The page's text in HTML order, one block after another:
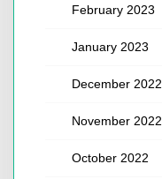
February 2023
January 2023
December 2022
November 2022
October 2022